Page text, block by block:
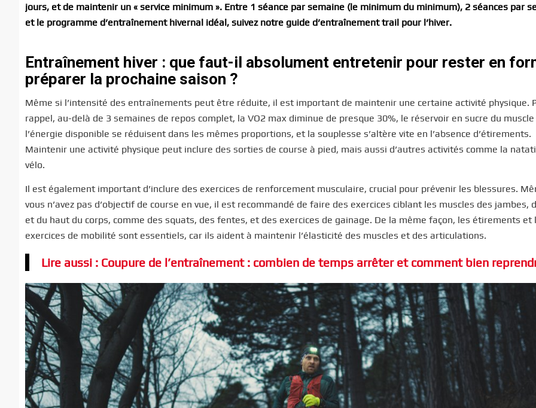
jours, et de maintenir un « service minimum ». Entre 1 séance par semaine (le minimum du minimum), 2 séances par
et le programme d’entraînement hivernal idéal, suivez notre guide d’entraînement trail pour l’hiver.
Entraînement hiver : que faut-il absolument entretenir pour rester en
préparer la prochaine saison ?
Même si l’intensité des entraînements peut être réduite, il est important de maintenir une certaine activité physique.
rappel, au-delà de 3 semaines de repos complet, la VO2 max diminue de presque 30%, le réservoir en sucre du
l’énergie disponible se réduisent dans les mêmes proportions, et la souplesse s’altère vite en l’absence d’étirements.
Maintenir une activité physique peut inclure des sorties de course à pied, mais aussi d’autres activités comme la
vélo.
Il est également important d’inclure des exercices de renforcement musculaire, crucial pour prévenir les blessures.
vous n’avez pas d’objectif de course en vue, il est recommandé de faire des exercices ciblant les muscles des jambes,
et du haut du corps, comme des squats, des fentes, et des exercices de gainage. De la même façon, les étirements et
exercices de mobilité sont essentiels, car ils aident à maintenir l’élasticité des muscles et des articulations.
Lire aussi : Coupure de l’entraînement : combien de temps arrêter et comment bien